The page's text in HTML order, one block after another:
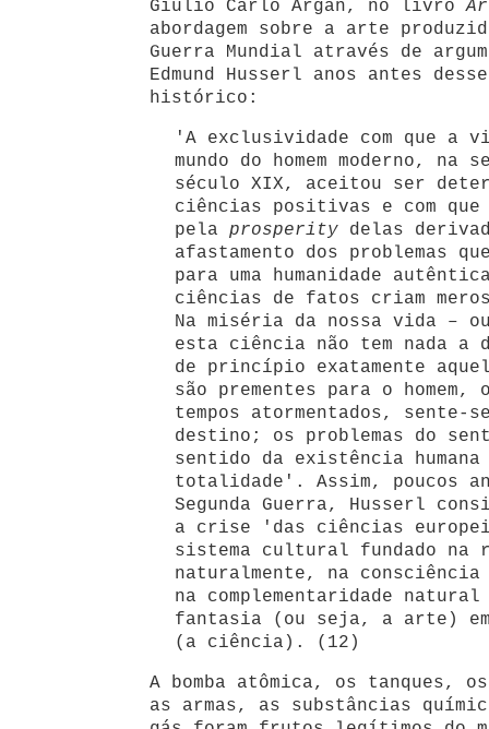
Giulio Carlo Argan, no livro
abordagem sobre a arte
Guerra Mundial através de
Edmund Husserl anos antes
histórico:
'A exclusividade com que a
mundo do homem moderno, na
século XIX, aceitou ser
ciências positivas e com que
pela prosperity delas
afastamento dos problemas
para uma humanidade
ciências de fatos criam
Na miséria da nossa vida –
esta ciência não tem nada
de princípio exatamente
são prementes para o homem,
tempos atormentados, sente-
destino; os problemas do
sentido da existência humana
totalidade'. Assim, poucos
Segunda Guerra, Husserl
a crise 'das ciências
sistema cultural fundado na
naturalmente, na
na complementaridade natural
fantasia (ou seja, a arte)
(a ciência). (12)
A bomba atômica, os tanques,
as armas, as substâncias